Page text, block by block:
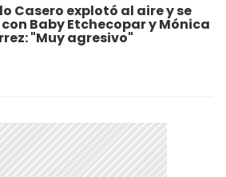
Casero explotó al aire y se
Baby Etchecopar y Mónica
"Muy agresivo"